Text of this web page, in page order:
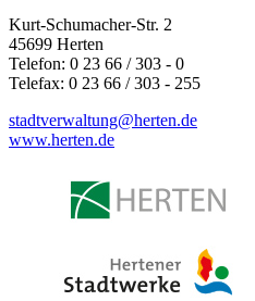
Kurt-Schumacher-Str. 2
45699 Herten
Telefon: 0 23 66 / 303 - 0
Telefax: 0 23 66 / 303 - 255
stadtverwaltung@herten.de
www.herten.de